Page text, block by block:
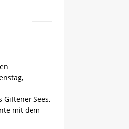
Giftener Sees,
mit dem